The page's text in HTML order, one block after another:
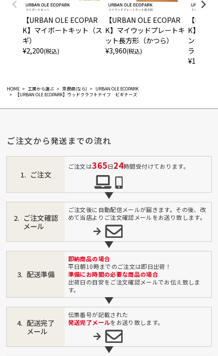
HOME 工房から選ぶ 奈良県(なら)
URBAN OLE ECOPARK
【URBAN OLE ECOPARK】ウッドクラフトナイフ ビギナーズ
【URBAN OLE ECOPAR
K】マイボートキット（ス
ギ）
¥2,200(税込)
【URBAN OLE ECOPAR
K】マイウッドプレートキ
ット長方形（かつら）
¥3,960(税込)
【
K】ドッ
ンキット
ラ ）
¥1,760
ご注文から発送までの流れ
ご注文
ご注文は365日24時間受付けております。
ご注文確認
メール
ご注文後に自動配信メールが届きます。その後、改
めて当店よりご注文確認メールをお送り致します。
配送準備
即納商品の場合
平日朝10時までのご注文は即日出荷！
準備にお時間の必要な商品の場合
出荷日の目安をご注文確認メールでお伝え致しま
す。
配送完了
メール
伝票番号が記載された
発送完了メールをお送り致します。